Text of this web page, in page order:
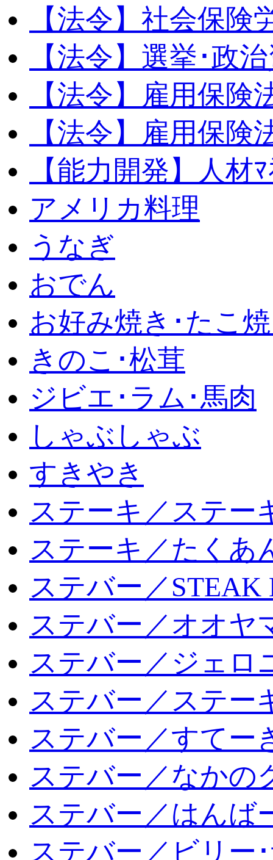
【法令】社会保険
【法令】選挙･政
【法令】雇用保険
【法令】雇用保険
【能力開発】人材
アメリカ料理
うなぎ
おでん
お好み焼き･たこ
きのこ･松茸
ジビエ･ラム･馬肉
しゃぶしゃぶ
すきやき
ステーキ／ステー
ステーキ／たくあ
ステバー／STEAK
ステバー／オオヤ
ステバー／ジェロ
ステバー／ステー
ステバー／すてー
ステバー／なかの
ステバー／はんば
ステバー／ビリー